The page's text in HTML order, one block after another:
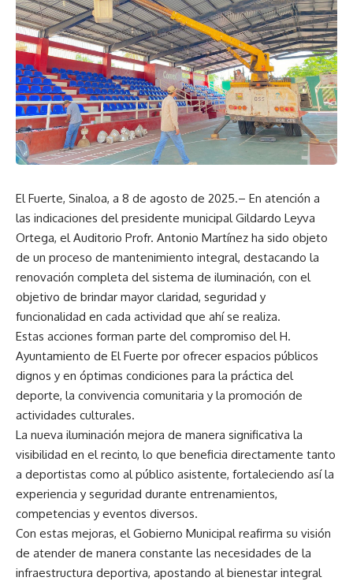
El Fuerte, Sinaloa, a 8 de agosto de 2025.– En atención a
las indicaciones del presidente municipal Gildardo Leyva
Ortega, el Auditorio Profr. Antonio Martínez ha sido objeto
de un proceso de mantenimiento integral, destacando la
renovación completa del sistema de iluminación, con el
objetivo de brindar mayor claridad, seguridad y
funcionalidad en cada actividad que ahí se realiza.
Estas acciones forman parte del compromiso del H.
Ayuntamiento de El Fuerte por ofrecer espacios públicos
dignos y en óptimas condiciones para la práctica del
deporte, la convivencia comunitaria y la promoción de
actividades culturales.
La nueva iluminación mejora de manera significativa la
visibilidad en el recinto, lo que beneficia directamente tanto
a deportistas como al público asistente, fortaleciendo así la
experiencia y seguridad durante entrenamientos,
competencias y eventos diversos.
Con estas mejoras, el Gobierno Municipal reafirma su visión
de atender de manera constante las necesidades de la
infraestructura deportiva, apostando al bienestar integral